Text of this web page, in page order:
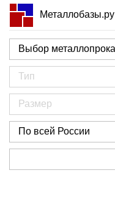
Металлобазы.ру